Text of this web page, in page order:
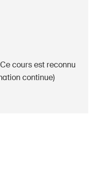
cours est reconnu
continue)